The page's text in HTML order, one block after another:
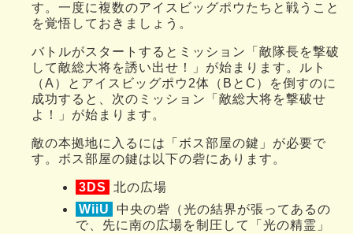
す。一度に複数のアイスビッグポウたちと戦うこと
を覚悟しておきましょう。
バトルがスタートするとミッション「敵隊長を撃破
して敵総大将を誘い出せ！」が始まります。ルト
（A）とアイスビッグポウ2体（BとC）を倒すのに
成功すると、次のミッション「敵総大将を撃破せ
よ！」が始まります。
敵の本拠地に入るには「ボス部屋の鍵」が必要で
す。ボス部屋の鍵は以下の砦にあります。
3DS
北の広場
WiiU
中央の砦（光の結界が張ってあるの
で、先に南の広場を制圧して「光の精霊」